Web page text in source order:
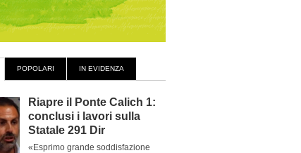
POPOLARI IN EVIDENZA
Riapre il Ponte Calich 1:
conclusi i lavori sulla
Statale 291 Dir
«Esprimo grande soddisfazione